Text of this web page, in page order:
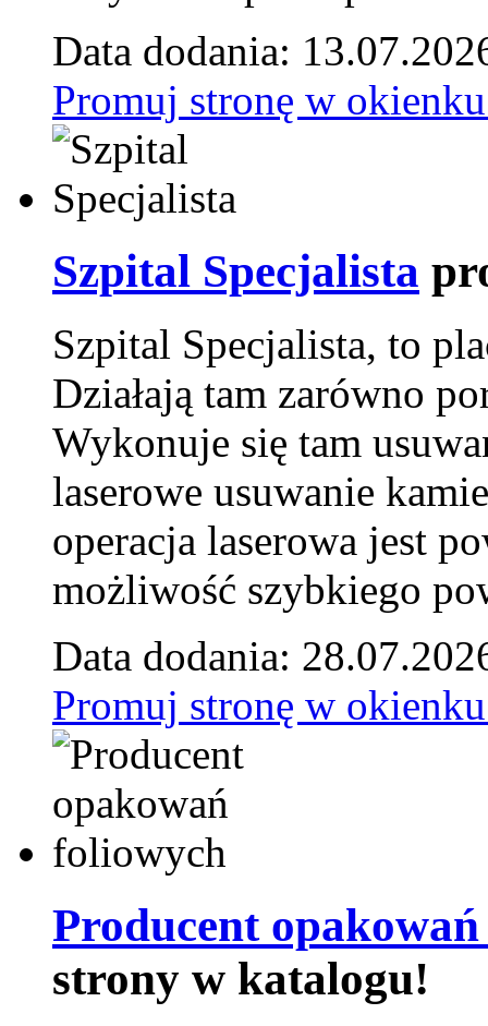
Data dodania:
Promuj stronę w
Szpital Specjalista
Szpital Specjalista, to
Działają tam zarówno
Wykonuje się tam
laserowe usuwanie
operacja laserowa jest
możliwość szybkiego
Data dodania:
Promuj stronę w
Producent
strony w katalogu!